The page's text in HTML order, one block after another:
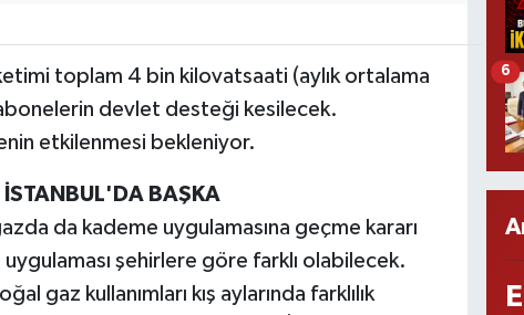
toplam 4 bin kilovatsaati (aylık ortalama
devlet desteği kesilecek.
etkilenmesi bekleniyor.
İSTANBUL'DA BAŞKA
da kademe uygulamasına geçme kararı
uygulaması şehirlere göre farklı olabilecek.
gaz kullanımları kış aylarında farklılık
6